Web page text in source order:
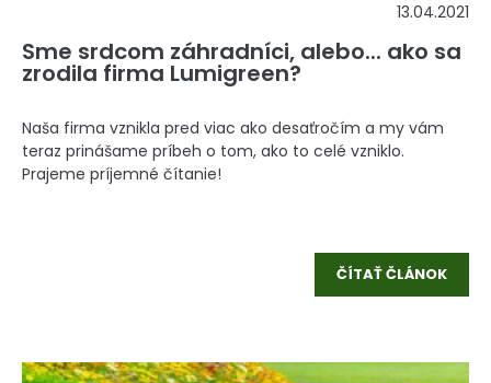
13.04.2021
Sme srdcom záhradníci, alebo... ako sa
zrodila firma Lumigreen?
Naša firma vznikla pred viac ako desaťročím a my vám
teraz prinášame príbeh o tom, ako to celé vzniklo.
Prajeme príjemné čítanie!
ČÍTAŤ ČLÁNOK